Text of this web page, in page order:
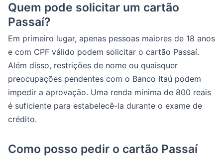
Quem pode solicitar um cartão
Passaí?
Em primeiro lugar, apenas pessoas maiores de 18 anos
e com CPF válido podem solicitar o cartão Passaí.
Além disso, restrições de nome ou quaisquer
preocupações pendentes com o Banco Itaú podem
impedir a aprovação. Uma renda mínima de 800 reais
é suficiente para estabelecê-la durante o exame de
crédito.
Como posso pedir o cartão Passaí